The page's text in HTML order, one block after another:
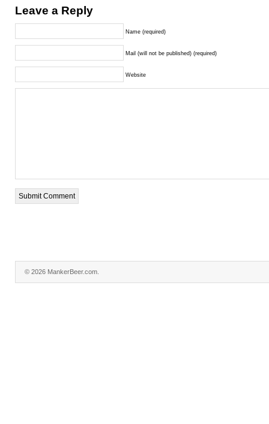
Leave a Reply
Name (required)
Mail (will not be published) (required)
Website
© 2026 MankerBeer.com.